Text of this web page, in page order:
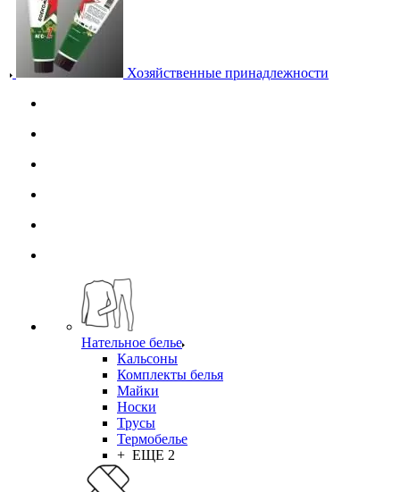
Хозяйственные принадлежности
Нательное белье
Кальсоны
Комплекты белья
Майки
Носки
Трусы
Термобелье
+ ЕЩЕ 2